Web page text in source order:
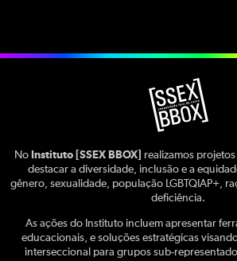
No Instituto [SSEX BBOX]
realizamos
destacar a diversidade, inclusão e a
gênero, sexualidade, população LGBTQIAP+,
deficiência.
As ações do Instituto incluem apresentar
educacionais, e soluções estratégicas
interseccional para grupos sub-